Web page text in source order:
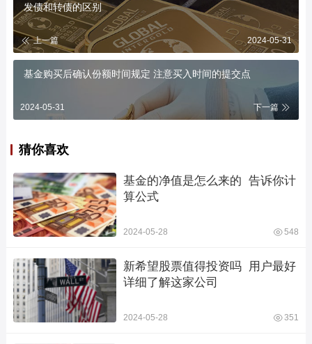
发债和转债的区别
上一篇 2024-05-31
基金购买后确认份额时间规定 注意买入时间的提交点
2024-05-31 下一篇
猜你喜欢
基金的净值是怎么来的  告诉你计
算公式
2024-05-28 548
新希望股票值得投资吗  用户最好
详细了解这家公司
2024-05-28 351